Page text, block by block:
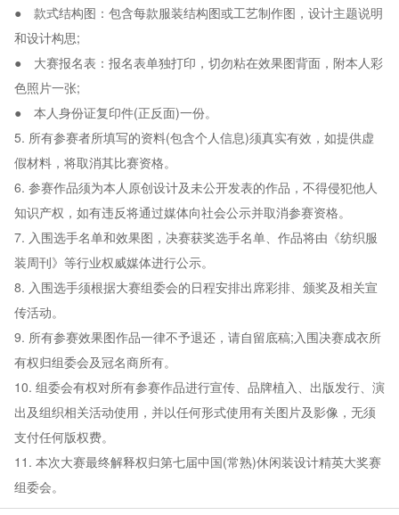
● 款式结构图：包含每款服装结构图或工艺制作图，设计主题说明
和设计构思;
● 大赛报名表：报名表单独打印，切勿粘在效果图背面，附本人彩
色照片一张;
● 本人身份证复印件(正反面)一份。
5. 所有参赛者所填写的资料(包含个人信息)须真实有效，如提供虚
假材料，将取消其比赛资格。
6. 参赛作品须为本人原创设计及未公开发表的作品，不得侵犯他人
知识产权，如有违反将通过媒体向社会公示并取消参赛资格。
7. 入围选手名单和效果图，决赛获奖选手名单、作品将由《纺织服
装周刊》等行业权威媒体进行公示。
8. 入围选手须根据大赛组委会的日程安排出席彩排、颁奖及相关宣
传活动。
9. 所有参赛效果图作品一律不予退还，请自留底稿;入围决赛成衣所
有权归组委会及冠名商所有。
10. 组委会有权对所有参赛作品进行宣传、品牌植入、出版发行、演
出及组织相关活动使用，并以任何形式使用有关图片及影像，无须
支付任何版权费。
11. 本次大赛最终解释权归第七届中国(常熟)休闲装设计精英大奖赛
组委会。